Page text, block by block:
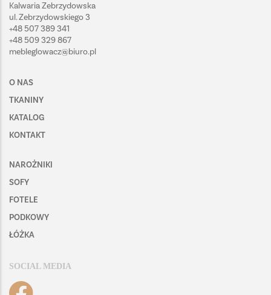
Kalwaria Zebrzydowska
ul. Zebrzydowskiego 3
+48 507 389 341
+48 509 329 867
mebleglowacz@biuro.pl
O NAS
TKANINY
KATALOG
KONTAKT
NAROŻNIKI
SOFY
FOTELE
PODKOWY
ŁÓŻKA
SOCIAL MEDIA